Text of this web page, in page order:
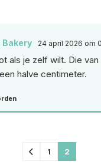
Bakery 24 april 2026 om
als je zelf wilt. Die van
halve centimeter.
1 2